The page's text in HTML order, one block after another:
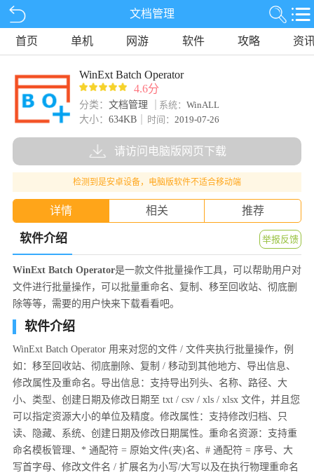
文档管理
首页 单机 网游 软件 攻略 资
WinExt Batch Operator
4.6分
分类： 文档管理 系统： WinALL
大小： 634KB 时间： 2019-07-26
请访问电脑版网页下载
检测到是安卓设备，电脑版软件不适合移动端
详情 相关 推荐
软件介绍 举报反馈
WinExt Batch Operator是一款文件批量操作工具，可以帮助用户对
文件进行批量操作，可以批量重命名、复制、移至回收站、彻底删
除等等，需要的用户快来下载看看吧。
软件介绍
WinExt Batch Operator 用来对您的文件 / 文件夹执行批量操作，例
如：移至回收站、彻底删除、复制 / 移动到其他地方、导出信息、
修改属性及重命名。导出信息：支持导出列头、名称、路径、大
小、类型、创建日期及修改日期至 txt / csv / xls / xlsx 文件，并且您
可以指定资源大小的单位及精度。修改属性：支持修改归档、只
读、隐藏、系统、创建日期及修改日期属性。重命名资源：支持重
命名模板管理、* 通配符 = 原始文件(夹)名、# 通配符 = 序号、大
写首字母、修改文件名 / 扩展名为小写/大写以及在执行物理重命名